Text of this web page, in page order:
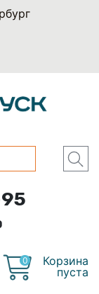
0
Корзина
пуста